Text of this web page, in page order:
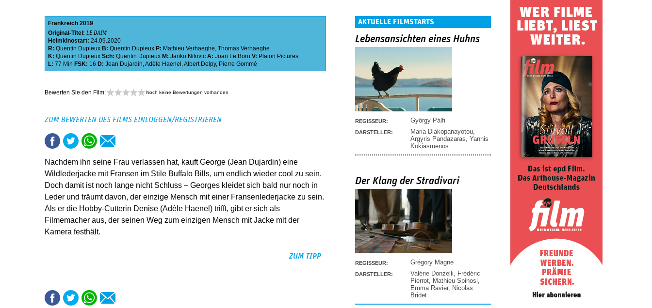
Frankreich 2019
Original-Titel: LE DAIM
Heimkinostart: 24.09.2020
R: Quentin Dupieux B: Quentin Dupieux P: Mathieu Verhaeghe, Thomas Verhaeghe
K: Quentin Dupieux Sch: Quentin Dupieux M: Janko Nilovic A: Joan Le Boru V: Plaion Pictures
L: 77 Min FSK: 16 D: Jean Dujardin,Adèle Haenel ,Albert Delpy, Pierre Gommé
Bewerten Sie den Film: Noch keine Bewertungen vorhanden
ZUM BEWERTEN DES FILMS EINLOGGEN/REGISTRIEREN
Nachdem ihn seine Frau verlassen hat, kauft George (Jean Dujardin) eine
Wildlederjacke mit Fransen im Stile Buffalo Bills, um endlich wieder cool zu sein.
Doch damit ist noch lange nicht Schluss – Georges kleidet sich bald nur noch in
Leder und träumt davon, der einzige Mensch mit einer Fransenlederjacke zu sein.
Als er die Hobby-Cutterin Denise (Adèle Haenel) trifft, gibt er sich als
Filmemacher aus, der seinen Weg zum einzigen Mensch mit Jacke mit der
Kamera festhält.
ZUM TIPP
AKTUELLE FILMSTARTS
Lebensansichten eines Huhns
REGISSEUR: György Pálfi
DARSTELLER: Maria Diakopanayotou
Argyris Pandazaras Yannis
Kokiasmenos
Der Klang der Stradivari
REGISSEUR: Grégory Magne
DARSTELLER: Valérie Donzelli
Frédéric
Pierrot Mathieu Spinosi
Emma Ravier, Nicolas
Bridet